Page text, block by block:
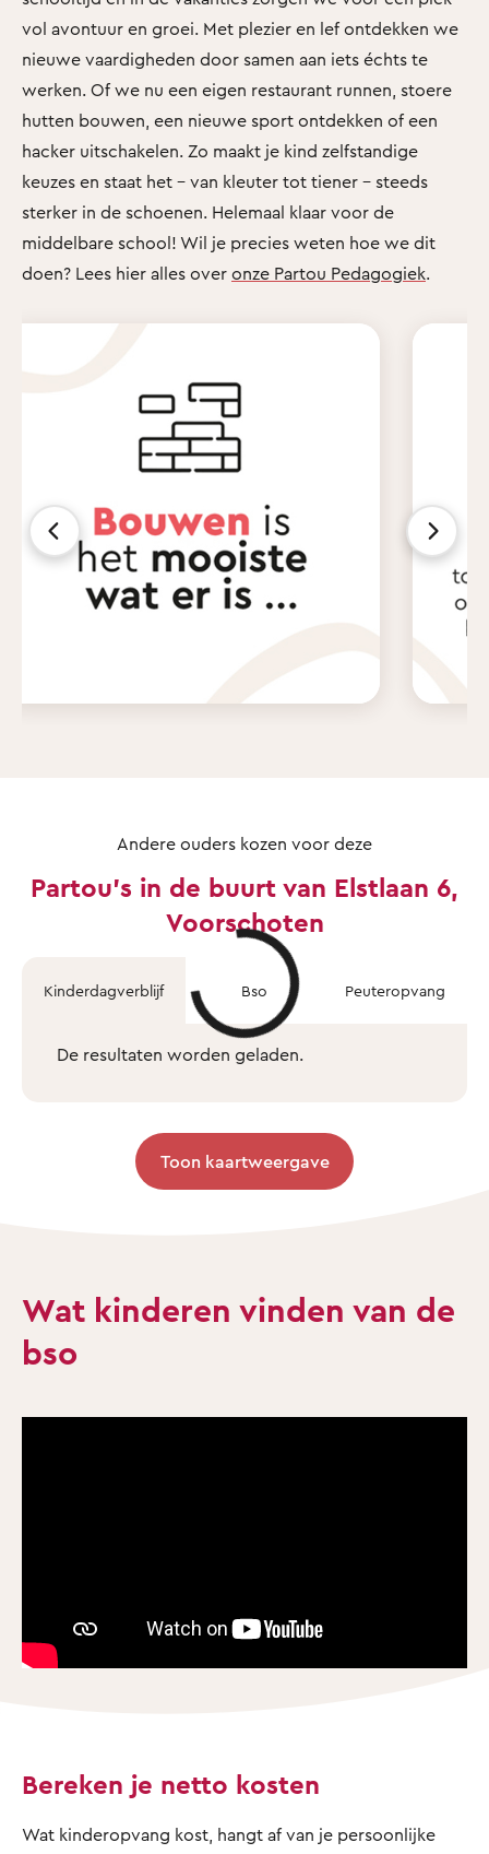
vol avontuur en groei. Met plezier en lef ontdekken we
nieuwe vaardigheden door samen aan iets échts te
werken. Of we nu een eigen restaurant runnen, stoere
hutten bouwen, een nieuwe sport ontdekken of een
hacker uitschakelen. Zo maakt je kind zelfstandige
keuzes en staat het - van kleuter tot tiener - steeds
sterker in de schoenen. Helemaal klaar voor de
middelbare school! Wil je precies weten hoe we dit
doen? Lees hier alles over onze Partou Pedagogiek.
Andere ouders kozen voor deze
Partou's in de buurt van Elstlaan 6,
Voorschoten
Kinderdagverblijf Bso Peuteropvang
De resultaten worden geladen.
Toon kaartweergave
Wat kinderen vinden van de
bso
Bereken je netto kosten
Wat kinderopvang kost, hangt af van je persoonlijke